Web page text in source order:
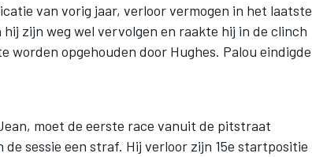
van vorig jaar, verloor vermogen in het laatste
zijn weg wel vervolgen en raakte hij in de clinch
worden opgehouden door Hughes. Palou eindigde
moet de eerste race vanuit de pitstraat
sessie een straf. Hij verloor zijn 15e startpositie